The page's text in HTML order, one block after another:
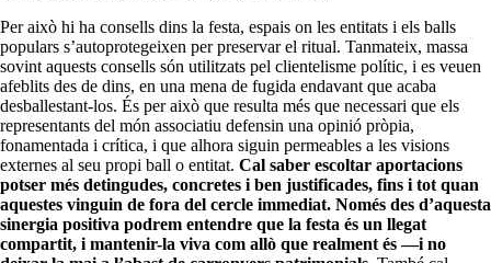
Per això hi ha consells dins la festa, espais on les entitats i els balls
populars s’autoprotegeixen per preservar el ritual. Tanmateix, massa
sovint aquests consells són utilitzats pel clientelisme polític, i es veuen
afeblits des de dins, en una mena de fugida endavant que acaba
desballestant-los. És per això que resulta més que necessari que els
representants del món associatiu defensin una opinió pròpia,
fonamentada i crítica, i que alhora siguin permeables a les visions
externes al seu propi ball o entitat. Cal saber escoltar aportacions
potser més detingudes, concretes i ben justificades, fins i tot quan
aquestes vinguin de fora del cercle immediat. Només des d’aquesta
sinergia positiva podrem entendre que la festa és un llegat
compartit, i mantenir-la viva com allò que realment és —i no